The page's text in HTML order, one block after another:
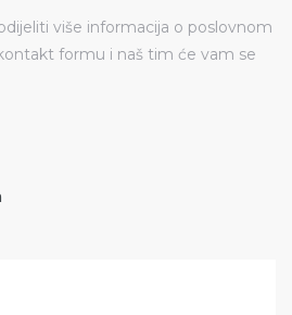
više informacija o poslovnom
formu i naš tim će vam se